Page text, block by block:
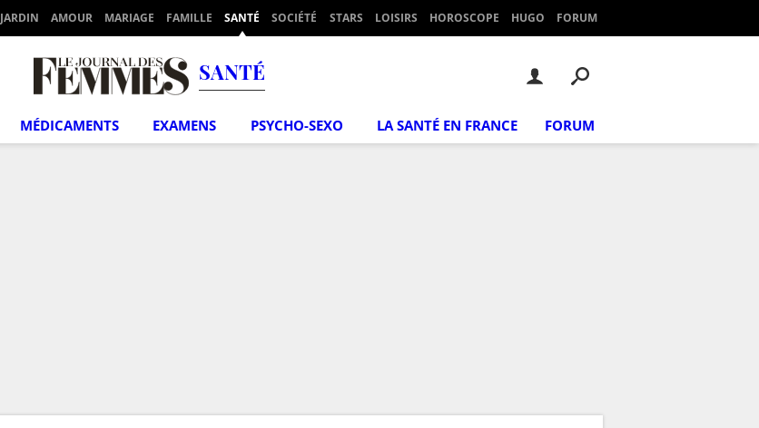
JARDIN AMOUR MARIAGE FAMILLE SANTÉ SOCIÉTÉ STARS LOISIRS HOROSCOPE HUGO FORUM
SANTÉ
MÉDICAMENTS EXAMENS PSYCHO-SEXO LA SANTÉ EN FRANCE FORUM